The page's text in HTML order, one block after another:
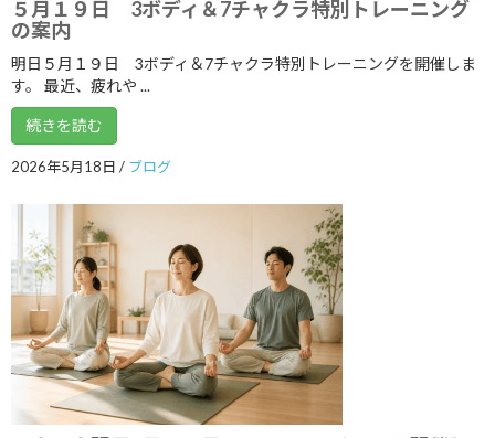
2021年10月
2021年8月
2021年7月
2021年6月
2021年5月
2021年4月
2021年3月
2021年2月
2021年1月
2020年12月
５月１９日 3ボディ＆7チャクラ特別トレーニング
の案内
明日５月１９日 3ボディ＆7チャクラ特別トレーニングを開催しま
す。 最近、疲れや ...
続きを読む
2026年5月18日 / ブログ